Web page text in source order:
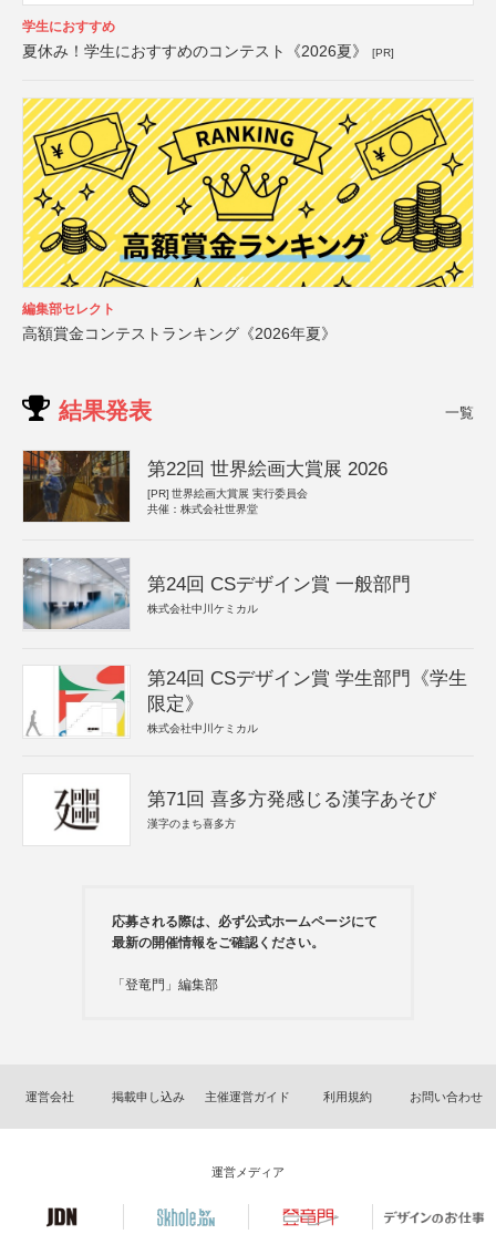
学生におすすめ
夏休み！学生におすすめのコンテスト《2026夏》 [PR]
編集部セレクト
高額賞金コンテストランキング《2026年夏》
結果発表 一覧
第22回 世界絵画大賞展 2026
[PR] 世界絵画大賞展 実行委員会
共催：株式会社世界堂
第24回 CSデザイン賞 一般部門
株式会社中川ケミカル
第24回 CSデザイン賞 学生部門《学生
限定》
株式会社中川ケミカル
第71回 喜多方発感じる漢字あそび
漢字のまち喜多方
応募される際は、必ず公式ホームページにて
最新の開催情報をご確認ください。
「登竜門」編集部
運営会社 掲載申し込み 主催運営ガイド 利用規約 お問い合わせ
運営メディア